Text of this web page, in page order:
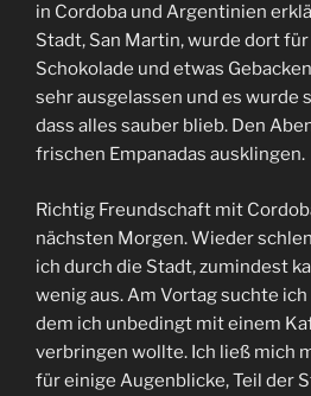
in Cordoba und Argentinien
Stadt, San Martin, wurde dort
Schokolade und etwas
sehr ausgelassen und es wurde
dass alles sauber blieb. Den
frischen Empanadas ausklingen.
Richtig Freundschaft mit
nächsten Morgen. Wieder
ich durch die Stadt, zumindest
wenig aus. Am Vortag suchte ich
dem ich unbedingt mit einem
verbringen wollte. Ich ließ mich
für einige Augenblicke, Teil der